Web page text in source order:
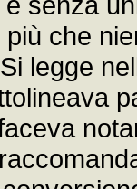
che
legge